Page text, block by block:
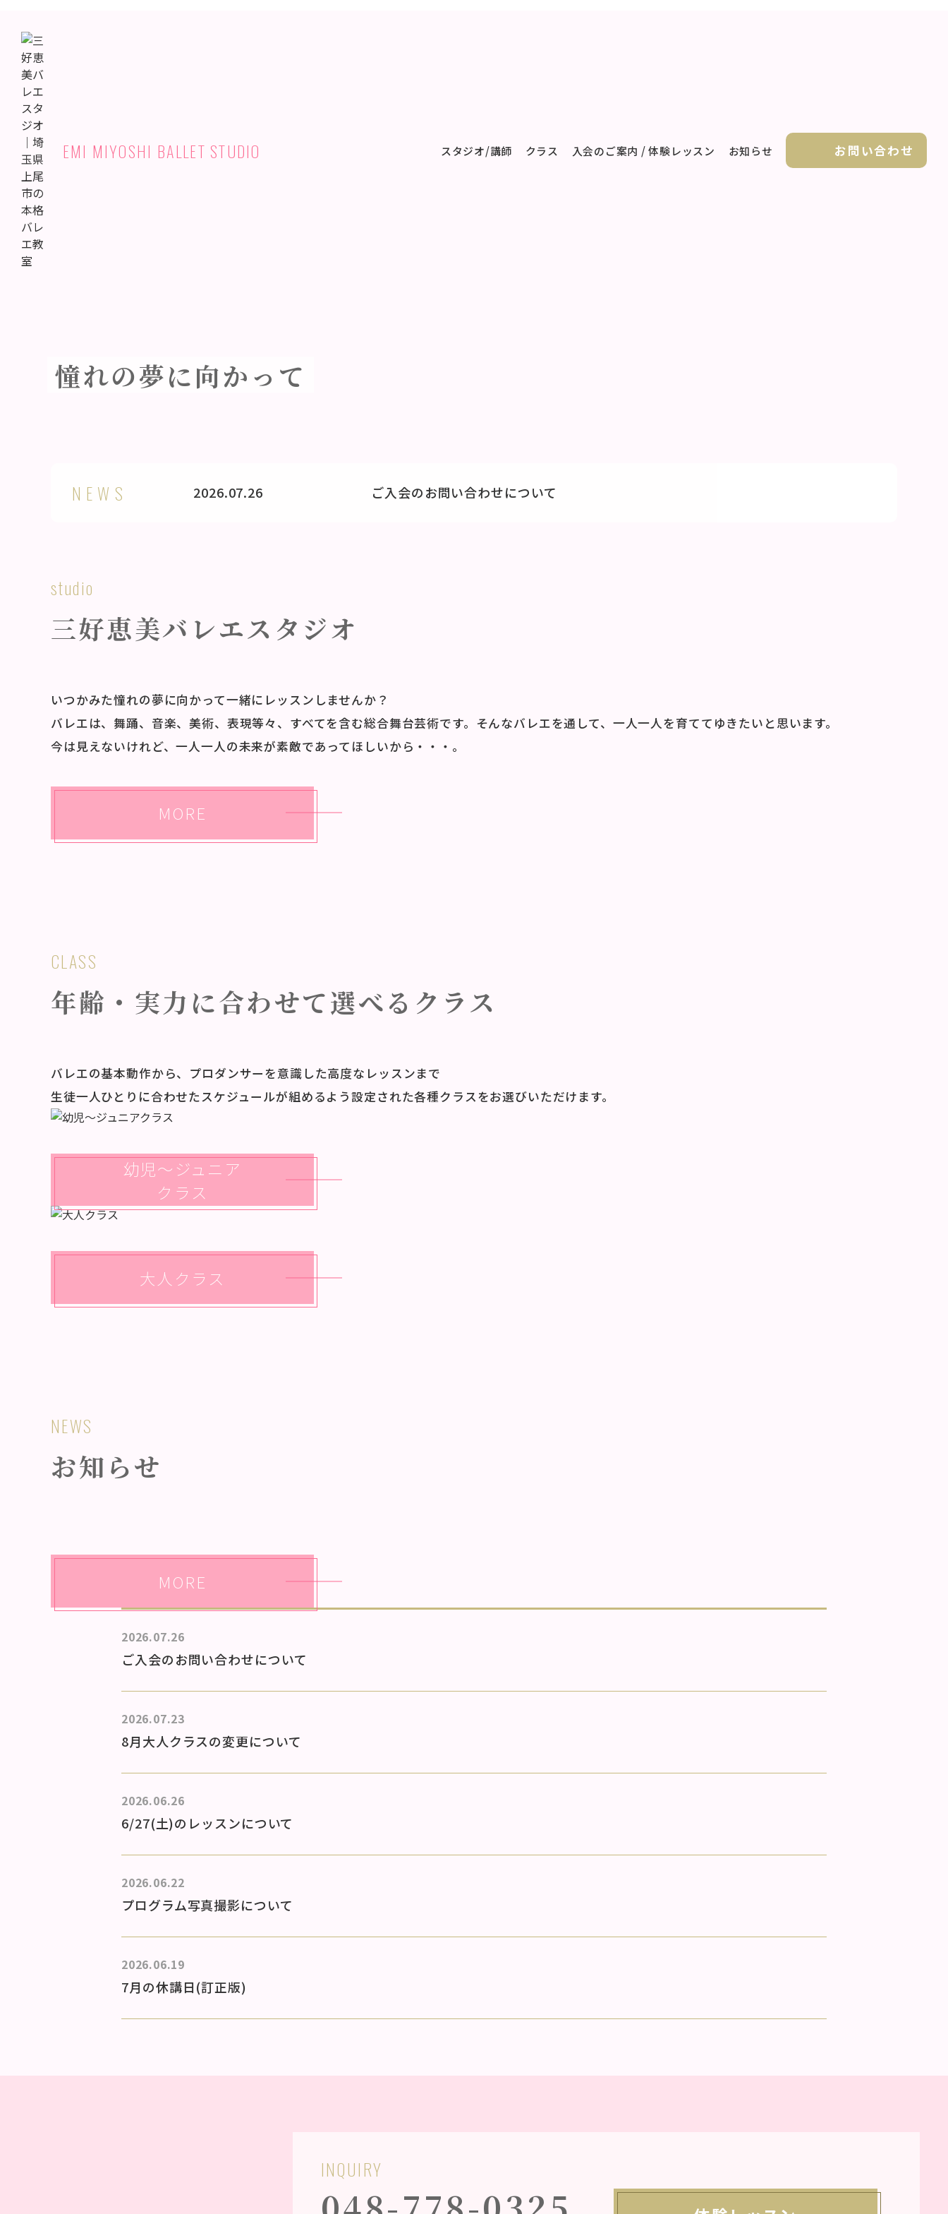
EMI MIYOSHI BALLET STUDIO スタジオ/講師 クラス 入会のご案内 / 体験レッスン お知らせ お問い合わせ
憧れの夢に向かって
NEWS 2026.07.26 ご入会のお問い合わせについて
studio
三好恵美バレエスタジオ
いつかみた憧れの夢に向かって一緒にレッスンしませんか？
バレエは、舞踊、音楽、美術、表現等々、すべてを含む総合舞台芸術です。そんなバレエを通して、一人一人を育ててゆきたいと思います。
今は見えないけれど、一人一人の未来が素敵であってほしいから・・・。
MORE
CLASS
年齢・実力に合わせて選べるクラス
バレエの基本動作から、プロダンサーを意識した高度なレッスンまで
生徒一人ひとりに合わせたスケジュールが組めるよう設定された各種クラスをお選びいただけます。
幼児～ジュニア
クラス
大人クラス
NEWS
お知らせ
MORE
2026.07.26
ご入会のお問い合わせについて
2026.07.23
8月大人クラスの変更について
2026.06.26
6/27(土)のレッスンについて
2026.06.22
プログラム写真撮影について
2026.06.19
7月の休講日(訂正版)
INQUIRY